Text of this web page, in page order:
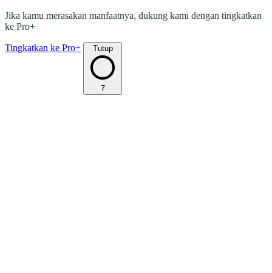
Jika kamu merasakan manfaatnya, dukung kami dengan tingkatkan
ke Pro+
Tingkatkan ke Pro+ Tutup
7